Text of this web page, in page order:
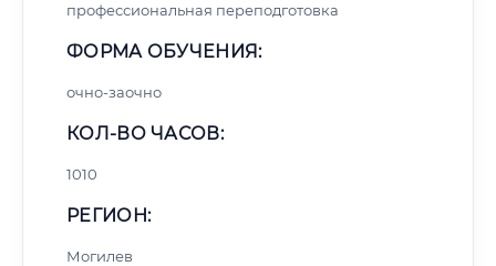
профессиональная переподготовка
ФОРМА ОБУЧЕНИЯ:
очно-заочно
КОЛ-ВО ЧАСОВ:
1010
РЕГИОН:
Могилев